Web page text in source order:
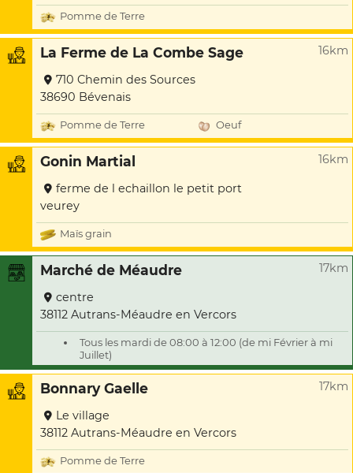
Pomme de Terre
La Ferme de La Combe Sage 16km
710 Chemin des Sources
38690 Bévenais
Pomme de Terre Oeuf
Gonin Martial 16km
ferme de l echaillon le petit port
veurey
Maïs grain
Marché de Méaudre 17km
centre
38112 Autrans-Méaudre en Vercors
Tous les mardi de 08:00 à 12:00 (de mi Février à mi
Juillet)
Bonnary Gaelle 17km
Le village
38112 Autrans-Méaudre en Vercors
Pomme de Terre